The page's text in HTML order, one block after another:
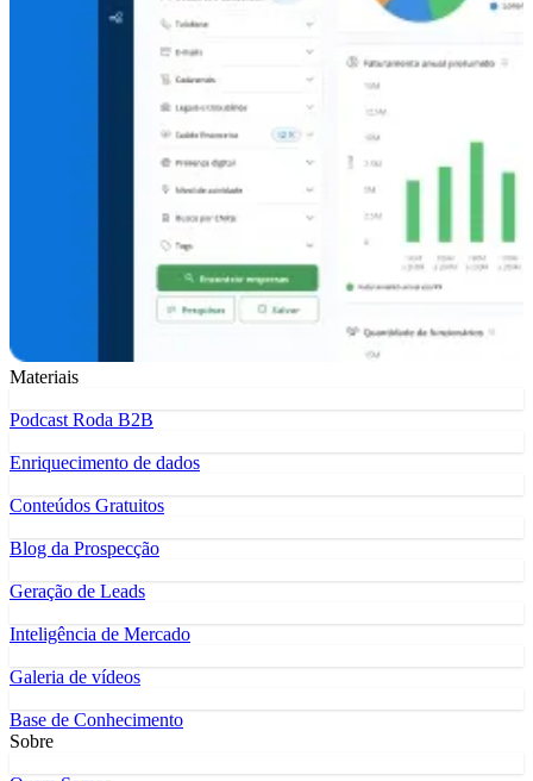
Materiais
Podcast Roda B2B
Enriquecimento de dados
Conteúdos Gratuitos
Blog da Prospecção
Geração de Leads
Inteligência de Mercado
Galeria de vídeos
Base de Conhecimento
Sobre